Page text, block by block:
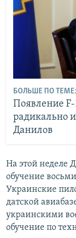
БОЛЬШЕ ПО ТЕМЕ:
Появление
радикально
Данилов
На этой неделе
обучение
Украинские
датской
украинскими
обучение по